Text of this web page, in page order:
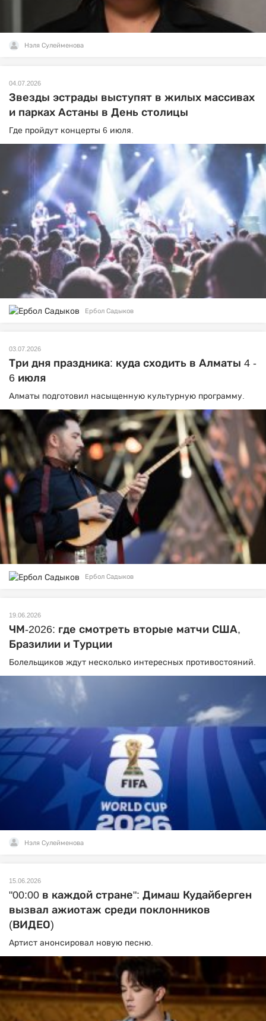
Нэля Сулейменова
04.07.2026
Звезды эстрады выступят в жилых массивах
и парках Астаны в День столицы
Где пройдут концерты 6 июля.
Ербол Садыков
03.07.2026
Три дня праздника: куда сходить в Алматы 4 -
6 июля
Алматы подготовил насыщенную культурную программу.
Ербол Садыков
19.06.2026
ЧМ-2026: где смотреть вторые матчи США,
Бразилии и Турции
Болельщиков ждут несколько интересных противостояний.
Нэля Сулейменова
15.06.2026
"00:00 в каждой стране": Димаш Кудайберген
вызвал ажиотаж среди поклонников
(ВИДЕО)
Артист анонсировал новую песню.